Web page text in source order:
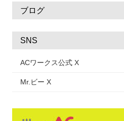
ブログ
SNS
ACワークス公式 X
Mr.ビー X